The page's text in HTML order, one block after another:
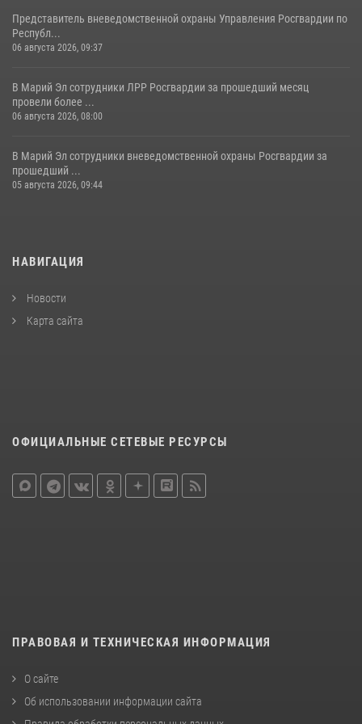
Представитель вневедомственной охраны Управления Росгвардии по
Республ...
06 августа 2026, 09:37
В Марий Эл сотрудники ЛРР Росгвардии за прошедший месяц
провели более ...
06 августа 2026, 08:00
В Марий Эл сотрудники вневедомственной охраны Росгвардии за
прошедший ...
05 августа 2026, 09:44
НАВИГАЦИЯ
Новости
Карта сайта
ОФИЦИАЛЬНЫЕ СЕТЕВЫЕ РЕСУРСЫ
ПРАВОВАЯ И ТЕХНИЧЕСКАЯ ИНФОРМАЦИЯ
О сайте
Об использовании информации сайта